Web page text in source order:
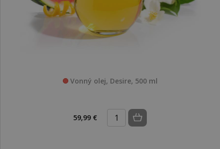
Vonný olej, Desire, 500 ml
59,99 €